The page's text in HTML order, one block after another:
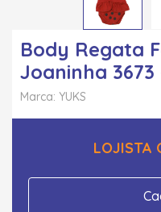
Body Regata
Joaninha 3673
Marca: YUKS
LOJISTA